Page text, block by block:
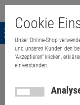
Menü
Weiter einkaufen
Cookie
Unser Online-Shop
und unseren Kunden den
"Akzeptieren" klicken,
einverstanden.